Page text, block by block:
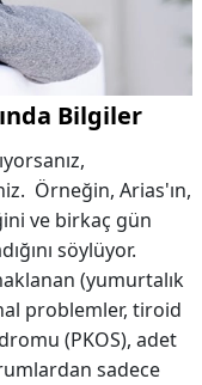
Bilgiler
Örneğin, Arias'ın,
ve birkaç gün
söylüyor.
(yumurtalık
problemler, tiroid
(PKOS), adet
sadece